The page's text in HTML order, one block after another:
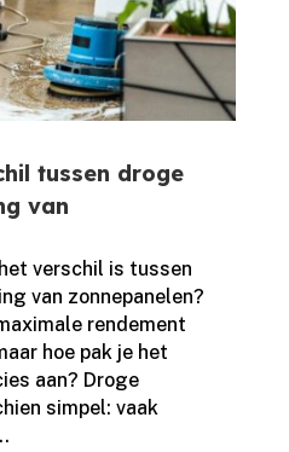
tussen droge
van
verschil is tussen
van zonnepanelen?
rendement
hoe pak je het
aan? Droge
simpel: vaak